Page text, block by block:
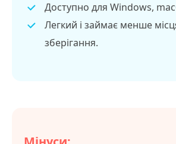
Доступно для Windows,
Легкий і займає менше
зберігання.